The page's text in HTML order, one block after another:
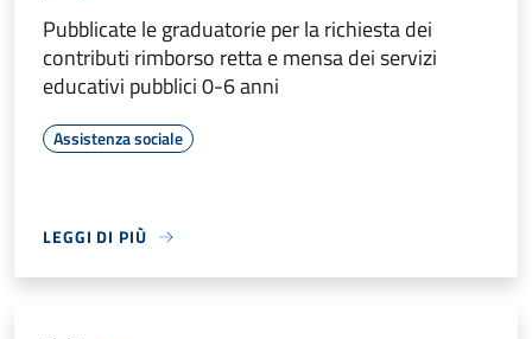
Pubblicate le graduatorie per la richiesta dei
contributi rimborso retta e mensa dei servizi
educativi pubblici 0-6 anni
Assistenza sociale
LEGGI DI PIÙ